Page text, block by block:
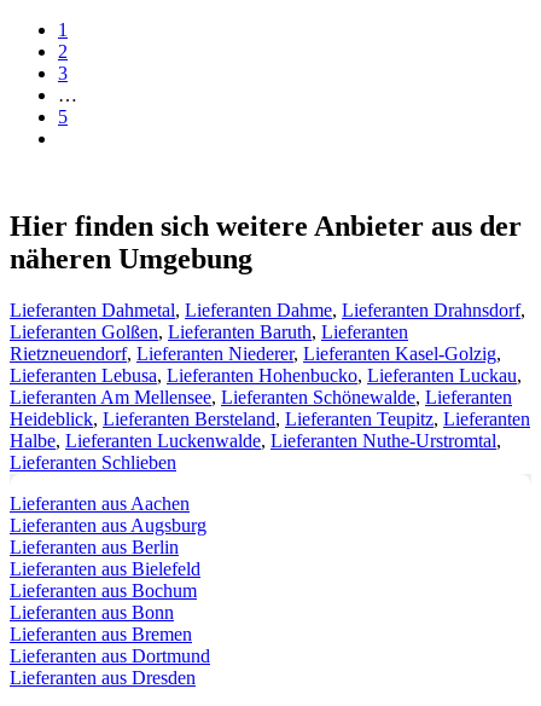
1
2
3
…
5
Hier finden sich weitere Anbieter aus der
näheren Umgebung
Lieferanten Dahmetal, Lieferanten Dahme, Lieferanten Drahnsdorf,
Lieferanten Golßen, Lieferanten Baruth, Lieferanten
Rietzneuendorf, Lieferanten Niederer, Lieferanten Kasel-Golzig,
Lieferanten Lebusa, Lieferanten Hohenbucko, Lieferanten Luckau,
Lieferanten Am Mellensee, Lieferanten Schönewalde, Lieferanten
Heideblick, Lieferanten Bersteland, Lieferanten Teupitz, Lieferanten
Halbe, Lieferanten Luckenwalde, Lieferanten Nuthe-Urstromtal,
Lieferanten Schlieben
Lieferanten aus Aachen
Lieferanten aus Augsburg
Lieferanten aus Berlin
Lieferanten aus Bielefeld
Lieferanten aus Bochum
Lieferanten aus Bonn
Lieferanten aus Bremen
Lieferanten aus Dortmund
Lieferanten aus Dresden